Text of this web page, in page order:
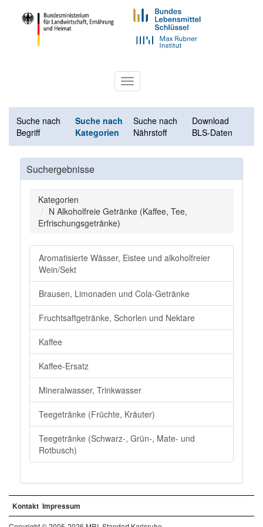
Toggle
navigation
Suche nach
Begriff
Suche nach
Kategorien
Suche nach
Nährstoff
Download
BLS-Daten
Suchergebnisse
Kategorien
N Alkoholfreie Getränke (Kaffee, Tee,
Erfrischungsgetränke)
Aromatisierte Wässer, Eistee und alkoholfreier
Wein/Sekt
Brausen, Limonaden und Cola-Getränke
Fruchtsaftgetränke, Schorlen und Nektare
Kaffee
Kaffee-Ersatz
Mineralwasser, Trinkwasser
Teegetränke (Früchte, Kräuter)
Teegetränke (Schwarz-, Grün-, Mate- und
Rotbusch)
Kontakt Impressum